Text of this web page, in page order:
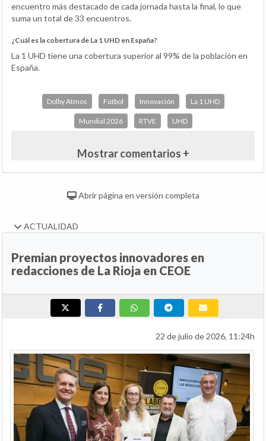
encuentro más destacado de cada jornada hasta la final, lo que
suma un total de 33 encuentros.
¿Cuál es la cobertura de La 1 UHD en España?
La 1 UHD tiene una cobertura superior al 99% de la población en
España.
Dolby Atmos Fútbol Innovación La 1 UHD
Mundial 2026 RTVE UHD
Mostrar comentarios +
Abrir página en versión completa
ACTUALIDAD
Premian proyectos innovadores en
redacciones de La Rioja en CEOE
22 de julio de 2026, 11:24h